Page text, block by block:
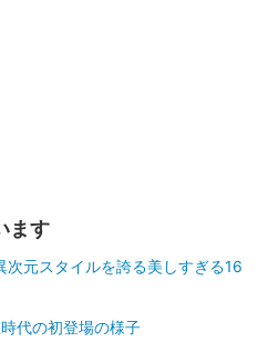
ます
次元スタイルを誇る美しすぎる16
代の初登場の様子